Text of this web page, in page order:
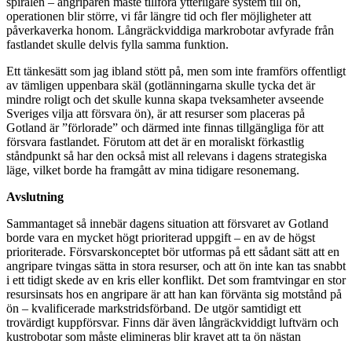
operationen blir större, vi får längre tid och fler möjligheter att
påverkaverka honom. Långräckviddiga markrobotar avfyrade från
fastlandet skulle delvis fylla samma funktion.
Ett tänkesätt som jag ibland stött på, men som inte framförs offentligt
av tämligen uppenbara skäl (gotlänningarna skulle tycka det är
mindre roligt och det skulle kunna skapa tveksamheter avseende
Sveriges vilja att försvara ön), är att resurser som placeras på
Gotland är ”förlorade” och därmed inte finnas tillgängliga för att
försvara fastlandet. Förutom att det är en moraliskt förkastlig
ståndpunkt så har den också mist all relevans i dagens strategiska
läge, vilket borde ha framgått av mina tidigare resonemang.
Avslutning
Sammantaget så innebär dagens situation att försvaret av Gotland
borde vara en mycket högt prioriterad uppgift – en av de högst
prioriterade. Försvarskonceptet bör utformas på ett sådant sätt att en
angripare tvingas sätta in stora resurser, och att ön inte kan tas snabbt
i ett tidigt skede av en kris eller konflikt. Det som framtvingar en stor
resursinsats hos en angripare är att han kan förvänta sig motstånd på
ön – kvalificerade markstridsförband. De utgör samtidigt ett
trovärdigt kuppförsvar. Finns där även långräckviddigt luftvärn och
kustrobotar som måste elimineras blir kravet att ta ön nästan